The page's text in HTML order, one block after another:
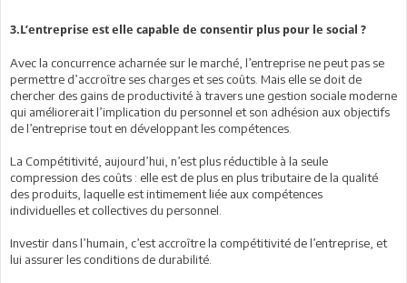
3.L’entreprise est elle capable de consentir plus pour le social ?
Avec la concurrence acharnée sur le marché, l’entreprise ne peut pas se
permettre d’accroître ses charges et ses coûts. Mais elle se doit de
chercher des gains de productivité à travers une gestion sociale moderne
qui améliorerait l’implication du personnel et son adhésion aux objectifs
de l’entreprise tout en développant les compétences.
La Compétitivité, aujourd’hui, n’est plus réductible à la seule
compression des coûts : elle est de plus en plus tributaire de la qualité
des produits, laquelle est intimement liée aux compétences
individuelles et collectives du personnel.
Investir dans l’humain, c’est accroître la compétitivité de l’entreprise, et
lui assurer les conditions de durabilité.